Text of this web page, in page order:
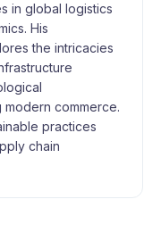
in global logistics
His
the intricacies
commerce.
practices
chain